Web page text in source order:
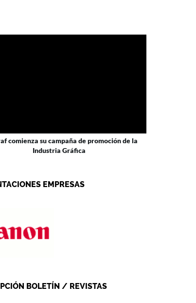
comienza su campaña de promoción de la
Industria Gráfica
EMPRESAS
BOLETÍN / REVISTAS